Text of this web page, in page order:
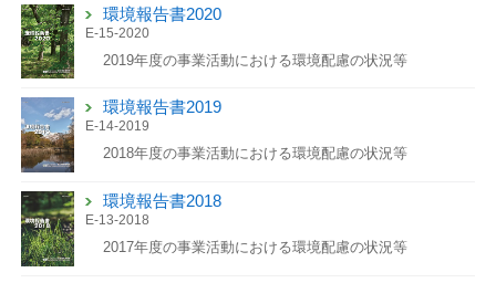
環境報告書2020
E-15-2020
2019年度の事業活動における環境配慮の状況等
環境報告書2019
E-14-2019
2018年度の事業活動における環境配慮の状況等
環境報告書2018
E-13-2018
2017年度の事業活動における環境配慮の状況等